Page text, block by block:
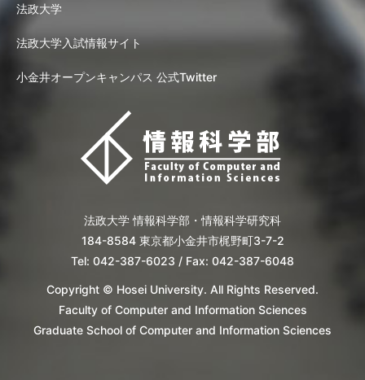
法政大学
法政大学入試情報サイト
小金井オープンキャンパス 公式Twitter
法政大学 情報科学部・情報科学研究科
184-8584 東京都小金井市梶野町3-7-2
Tel: 042-387-6023 / Fax: 042-387-6048
Copyright © Hosei University. All Rights Reserved.
Faculty of Computer and Information Sciences
Graduate School of Computer and Information Sciences